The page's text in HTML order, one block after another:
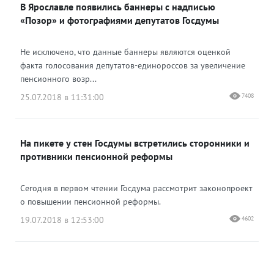
Одноклассники
В Ярославле появились баннеры с надписью
«Позор» и фотографиями депутатов Госдумы
Не исключено, что данные баннеры являются оценкой
факта голосования депутатов-единороссов за увеличение
пенсионного возр...
25.07.2018 в 11:31:00
7408
На пикете у стен Госдумы встретились сторонники и
противники пенсионной реформы
Сегодня в первом чтении Госдума рассмотрит законопроект
о повышении пенсионной реформы.
19.07.2018 в 12:53:00
4602